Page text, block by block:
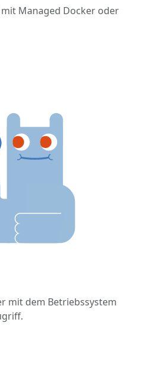
Managed Docker oder
mit dem Betriebssystem